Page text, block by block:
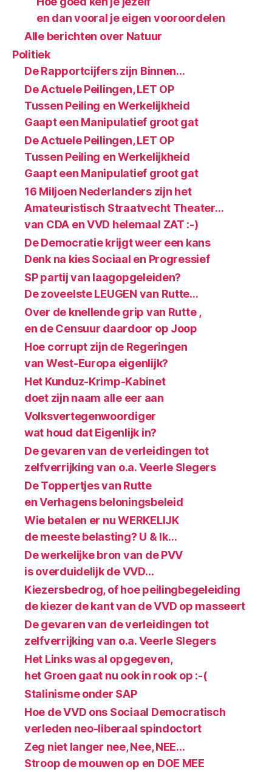
en dan vooral je eigen vooroordelen
Alle berichten over Natuur
Politiek
De Rapportcijfers zijn Binnen…
De Actuele Peilingen, LET OP
Tussen Peiling en Werkelijkheid
Gaapt een Manipulatief groot gat
De Actuele Peilingen, LET OP
Tussen Peiling en Werkelijkheid
Gaapt een Manipulatief groot gat
16 Miljoen Nederlanders zijn het
Amateuristisch Straatvecht Theater…
van CDA en VVD helemaal ZAT :-)
De Democratie krijgt weer een kans
Denk na kies Sociaal en Progressief
SP partij van laagopgeleiden?
De zoveelste LEUGEN van Rutte…
Over de knellende grip van Rutte ,
en de Censuur daardoor op Joop
Hoe corrupt zijn de Regeringen
van West-Europa eigenlijk?
Het Kunduz-Krimp-Kabinet
doet zijn naam alle eer aan
Volksvertegenwoordiger
wat houd dat Eigenlijk in?
De gevaren van de verleidingen tot
zelfverrijking van o.a. Veerle Slegers
De Toppertjes van Rutte
en Verhagens beloningsbeleid
Wie betalen er nu WERKELIJK
de meeste belasting? U & Ik…
De werkelijke bron van de PVV
is overduidelijk de VVD…
Kiezersbedrog, of hoe peilingbegeleiding
de kiezer de kant van de VVD op masseert
De gevaren van de verleidingen tot
zelfverrijking van o.a. Veerle Slegers
Het Links was al opgegeven,
het Groen gaat nu ook in rook op :-(
Stalinisme onder SAP
Hoe de VVD ons Sociaal Democratisch
verleden neo-liberaal spindoctort
Zeg niet langer nee, Nee, NEE…
Stroop de mouwen op en DOE MEE